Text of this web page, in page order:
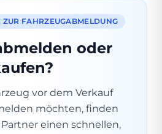
ZUR FAHRZEUGABMELDUNG
oder
vor dem Verkauf
möchten, finden
einen schnellen,